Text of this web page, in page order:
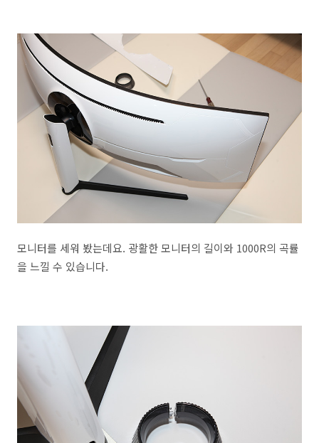
모니터를 세워 봤는데요. 광활한 모니터의 길이와 1000R의 곡률
을 느낄 수 있습니다.